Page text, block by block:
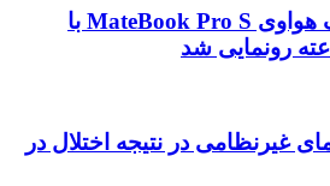
لپ‌تاپ فوق‌سبک هواوی MateBook Pro S با
غیرنظامی در نتیجه اختلال در